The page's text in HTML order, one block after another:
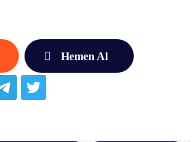
Hemen Al